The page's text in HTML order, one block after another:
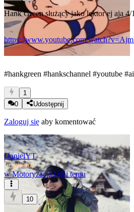
Hank Green służący jako lektor ej aja
https://www.youtube.com/
#hankgreen #hankschannel #youtube #ai
1
0
Udostępnij
Zaloguj się aby komentować
DanielYT
Inspirator
w Motoryzacja3 dni temu
10